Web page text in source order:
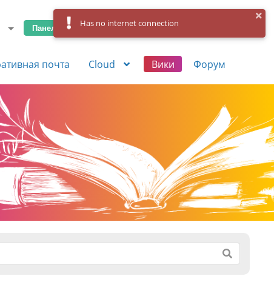
Панель управления Вход Регистрация
почта Cloud Вики Форум
Has no internet connection